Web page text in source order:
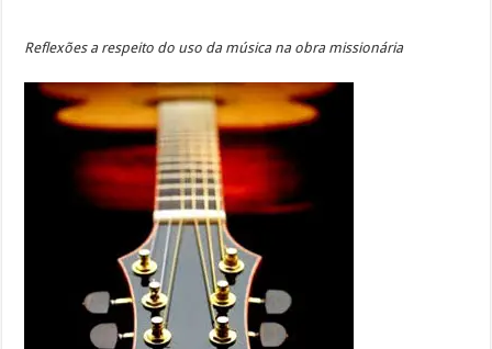
Reflexões a respeito do uso da música na obra missionária